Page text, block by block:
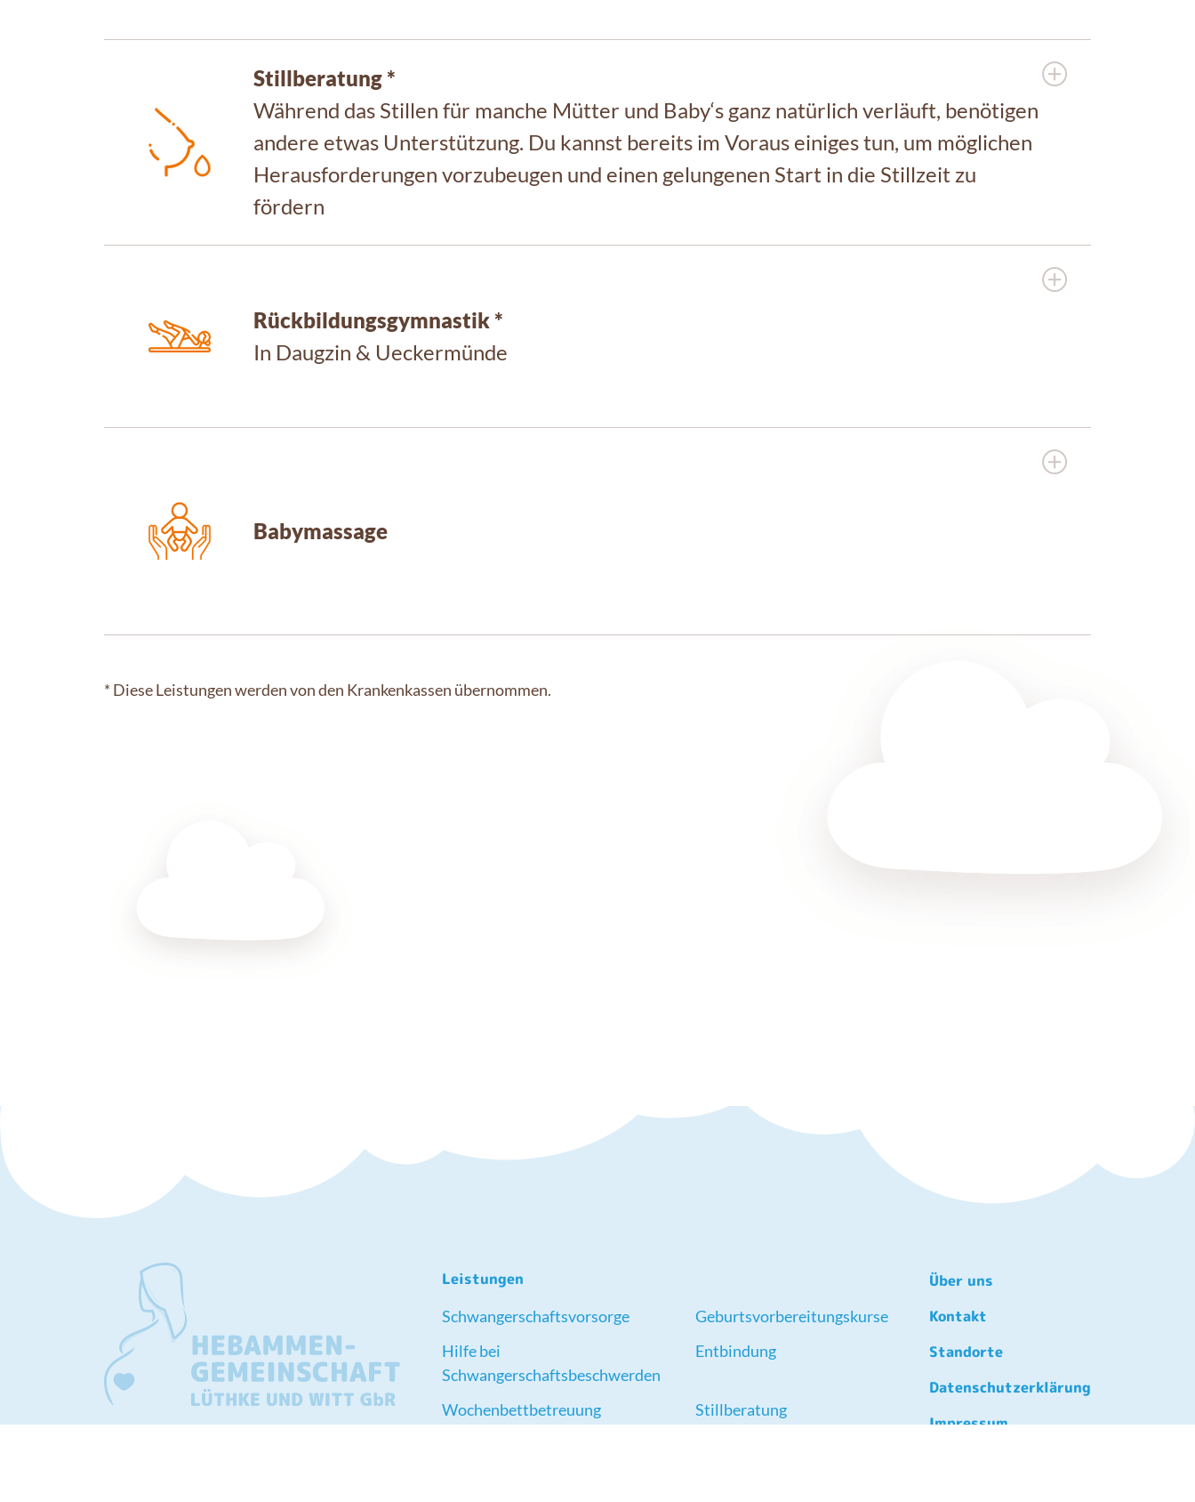
Stillberatung *
Während das Stillen für manche Mütter und Baby‘s ganz natürlich verläuft, benötigen
andere etwas Unterstützung. Du kannst bereits im Voraus einiges tun, um möglichen
Herausforderungen vorzubeugen und einen gelungenen Start in die Stillzeit zu
fördern
Rückbildungsgymnastik *
In Daugzin & Ueckermünde
Babymassage
* Diese Leistungen werden von den Krankenkassen übernommen.
Leistungen
Schwangerschaftsvorsorge
Geburtsvorbereitungskurse
Hilfe bei
Schwangerschaftsbeschwerden
Entbindung
Wochenbettbetreuung
Stillberatung
Über uns
Kontakt
Standorte
Datenschutzerklärung
Impressum